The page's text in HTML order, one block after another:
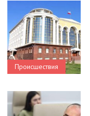
Происшествия